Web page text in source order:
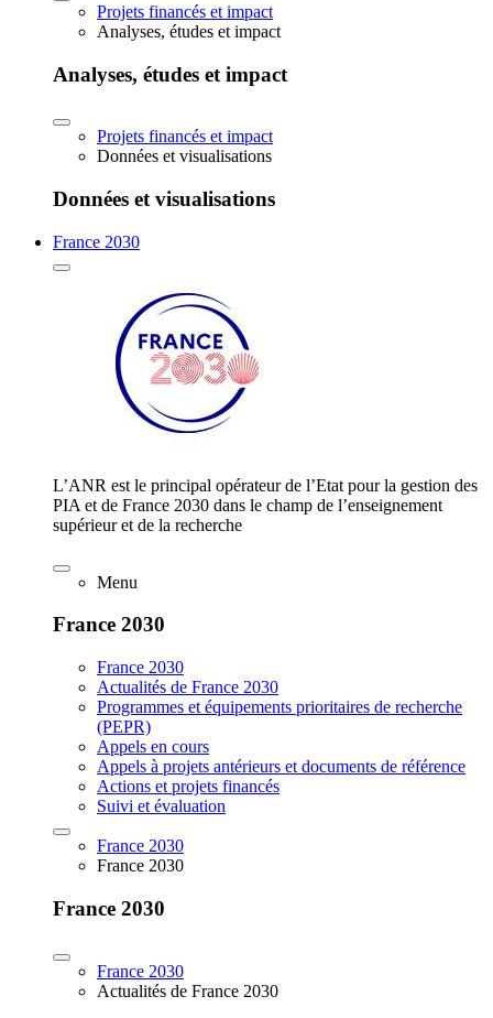
Projets financés et impact
Analyses, études et impact
Analyses, études et impact
Projets financés et impact
Données et visualisations
Données et visualisations
France 2030
L’ANR est le principal opérateur de l’Etat pour la gestion des
PIA et de France 2030 dans le champ de l’enseignement
supérieur et de la recherche
Menu
France 2030
France 2030
Actualités de France 2030
Programmes et équipements prioritaires de recherche
(PEPR)
Appels en cours
Appels à projets antérieurs et documents de référence
Actions et projets financés
Suivi et évaluation
France 2030
France 2030
France 2030
France 2030
Actualités de France 2030